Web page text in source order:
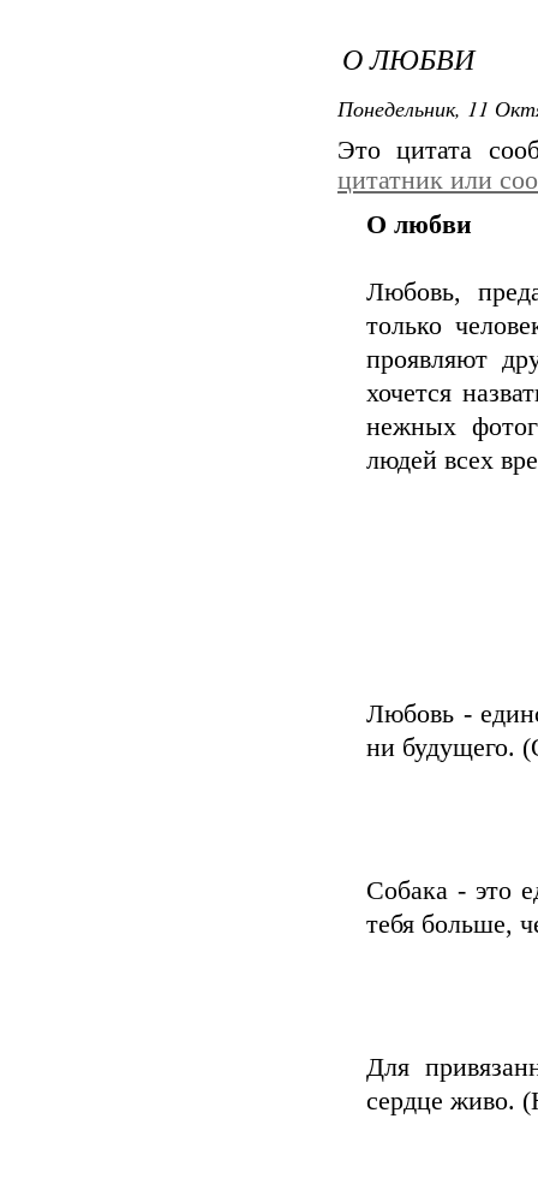
О ЛЮБВИ
Понедельник, 11
Это цитата
цитатник или
О любви
Любовь,
только
проявляют
хочется
нежных
людей всех
Любовь -
ни будущего.
Собака - это
тебя больше,
Для
сердце живо.